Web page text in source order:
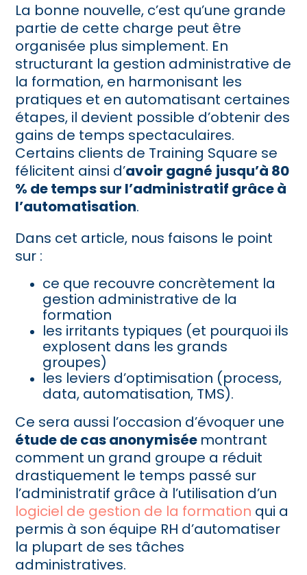
La bonne nouvelle, c’est qu’une grande
partie de cette charge peut être
organisée plus simplement. En
structurant la gestion administrative de
la formation, en harmonisant les
pratiques et en automatisant certaines
étapes, il devient possible d’obtenir des
gains de temps spectaculaires.
Certains clients de Training Square se
félicitent ainsi d’avoir gagné jusqu’à 80
% de temps sur l’administratif grâce à
l’automatisation.
Dans cet article, nous faisons le point
sur :
ce que recouvre concrètement la
gestion administrative de la
formation
les irritants typiques (et pourquoi ils
explosent dans les grands
groupes)
les leviers d’optimisation (process,
data, automatisation, TMS).
Ce sera aussi l’occasion d’évoquer une
étude de cas anonymisée montrant
comment un grand groupe a réduit
drastiquement le temps passé sur
l’administratif grâce à l’utilisation d’un
logiciel de gestion de la formation qui a
permis à son équipe RH d’automatiser
la plupart de ses tâches
administratives.